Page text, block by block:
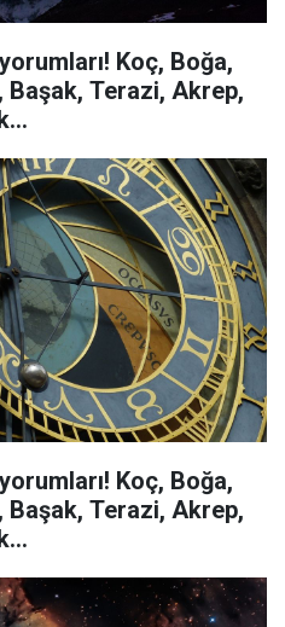
Koç, Boğa,
Terazi, Akrep,
Koç, Boğa,
Terazi, Akrep,